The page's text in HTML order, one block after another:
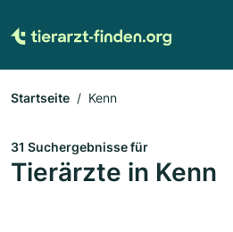
Startseite Kenn
31 Suchergebnisse für
Tierärzte in Kenn